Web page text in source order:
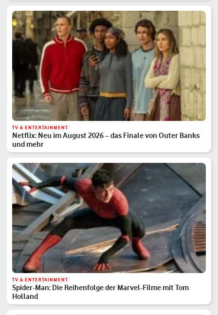
TV & ENTERTAINMENT
Netflix: Neu im August 2026 – das Finale von Outer Banks
und mehr
TV & ENTERTAINMENT
Spider-Man: Die Reihenfolge der Marvel-Filme mit Tom
Holland